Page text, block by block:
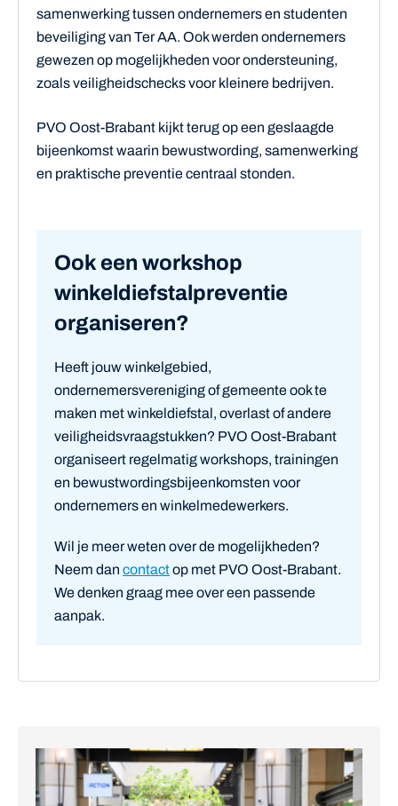
samenwerking tussen ondernemers en studenten
beveiliging van Ter AA. Ook werden ondernemers
gewezen op mogelijkheden voor ondersteuning,
zoals veiligheidschecks voor kleinere bedrijven.
PVO Oost-Brabant kijkt terug op een geslaagde
bijeenkomst waarin bewustwording, samenwerking
en praktische preventie centraal stonden.
Ook een workshop
winkeldiefstalpreventie
organiseren?
Heeft jouw winkelgebied,
ondernemersvereniging of gemeente ook te
maken met winkeldiefstal, overlast of andere
veiligheidsvraagstukken? PVO Oost-Brabant
organiseert regelmatig workshops, trainingen
en bewustwordingsbijeenkomsten voor
ondernemers en winkelmedewerkers.
Wil je meer weten over de mogelijkheden?
Neem dan contactop met PVO Oost-Brabant.
We denken graag mee over een passende
aanpak.